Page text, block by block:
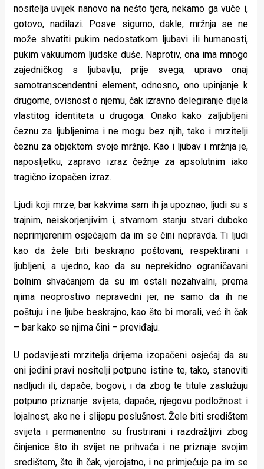
nositelja uvijek nanovo na nešto tjera, nekamo ga vuče i,
gotovo, nadilazi. Posve sigurno, dakle, mržnja se ne
može shvatiti pukim nedostatkom ljubavi ili humanosti,
pukim vakuumom ljudske duše. Naprotiv, ona ima mnogo
zajedničkog s ljubavlju, prije svega, upravo onaj
samotranscendentni element, odnosno, ono upinjanje k
drugome, ovisnost o njemu, čak izravno delegiranje dijela
vlastitog identiteta u drugoga. Onako kako zaljubljeni
čeznu za ljubljenima i ne mogu bez njih, tako i mrzitelji
čeznu za objektom svoje mržnje. Kao i ljubav i mržnja je,
naposljetku, zapravo izraz čežnje za apsolutnim iako
tragično izopačen izraz.
Ljudi koji mrze, bar kakvima sam ih ja upoznao, ljudi su s
trajnim, neiskorjenjivim i, stvarnom stanju stvari duboko
neprimjerenim osjećajem da im se čini nepravda. Ti ljudi
kao da žele biti beskrajno poštovani, respektirani i
ljubljeni, a ujedno, kao da su neprekidno ograničavani
bolnim shvaćanjem da su im ostali nezahvalni, prema
njima neoprostivo nepravedni jer, ne samo da ih ne
poštuju i ne ljube beskrajno, kao što bi morali, već ih čak
– bar kako se njima čini – previđaju.
U podsvijesti mrzitelja drijema izopačeni osjećaj da su
oni jedini pravi nositelji potpune istine te, tako, stanoviti
nadljudi ili, dapače, bogovi, i da zbog te titule zaslužuju
potpuno priznanje svijeta, dapače, njegovu podložnost i
lojalnost, ako ne i slijepu poslušnost. Žele biti središtem
svijeta i permanentno su frustrirani i razdražljivi zbog
činjenice što ih svijet ne prihvaća i ne priznaje svojim
središtem, što ih čak, vjerojatno, i ne primjećuje pa im se